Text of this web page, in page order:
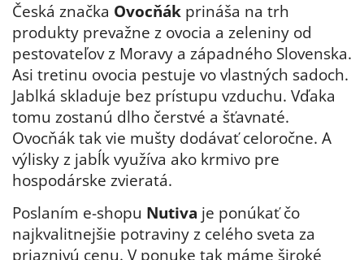
Česká značka Ovocňák prináša na trh
produkty prevažne z ovocia a zeleniny od
pestovateľov z Moravy a západného Slovenska.
Asi tretinu ovocia pestuje vo vlastných sadoch.
Jablká skladuje bez prístupu vzduchu. Vďaka
tomu zostanú dlho čerstvé a šťavnaté.
Ovocňák tak vie mušty dodávať celoročne. A
výlisky z jabĺk využíva ako krmivo pre
hospodárske zvieratá.
Poslaním e-shopu Nutiva je ponúkať čo
najkvalitnejšie potraviny z celého sveta za
priaznivú cenu. V ponuke tak máme široké